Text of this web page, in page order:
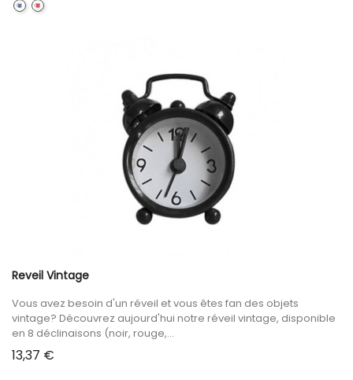
A.BLUEC.RED
Reveil Vintage
Vous avez besoin d'un réveil et vous êtes fan des objets
vintage? Découvrez aujourd'hui notre réveil vintage, disponible
en 8 déclinaisons (noir, rouge,...
Prix
13,37 €